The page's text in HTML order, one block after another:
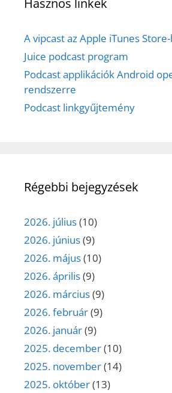
A vipcast az Apple iTunes
Juice podcast program
Podcast applikációk Android
rendszerre
Podcast linkgyűjtemény
Régebbi bejegyzések
2026. július(10)
2026. június(9)
2026. május(10)
2026. április(9)
2026. március(9)
2026. február(9)
2026. január(9)
2025. december(10)
2025. november(14)
2025. október(13)